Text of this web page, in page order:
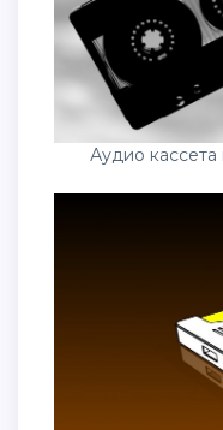
Аудио кассета